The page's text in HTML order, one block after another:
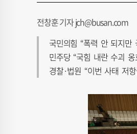
전창훈 기자 jch@busan.com
국민의힘 “폭력 안 되지만
민주당 “국힘 내란 수괴
경찰·법원 “이번 사태 저